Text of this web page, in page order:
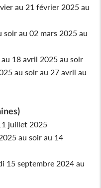
au 21 février 2025 au
au 02 mars 2025 au
18 avril 2025 au soir
au soir au 27 avril au
juillet 2025
au soir au 14
15 septembre 2024 au